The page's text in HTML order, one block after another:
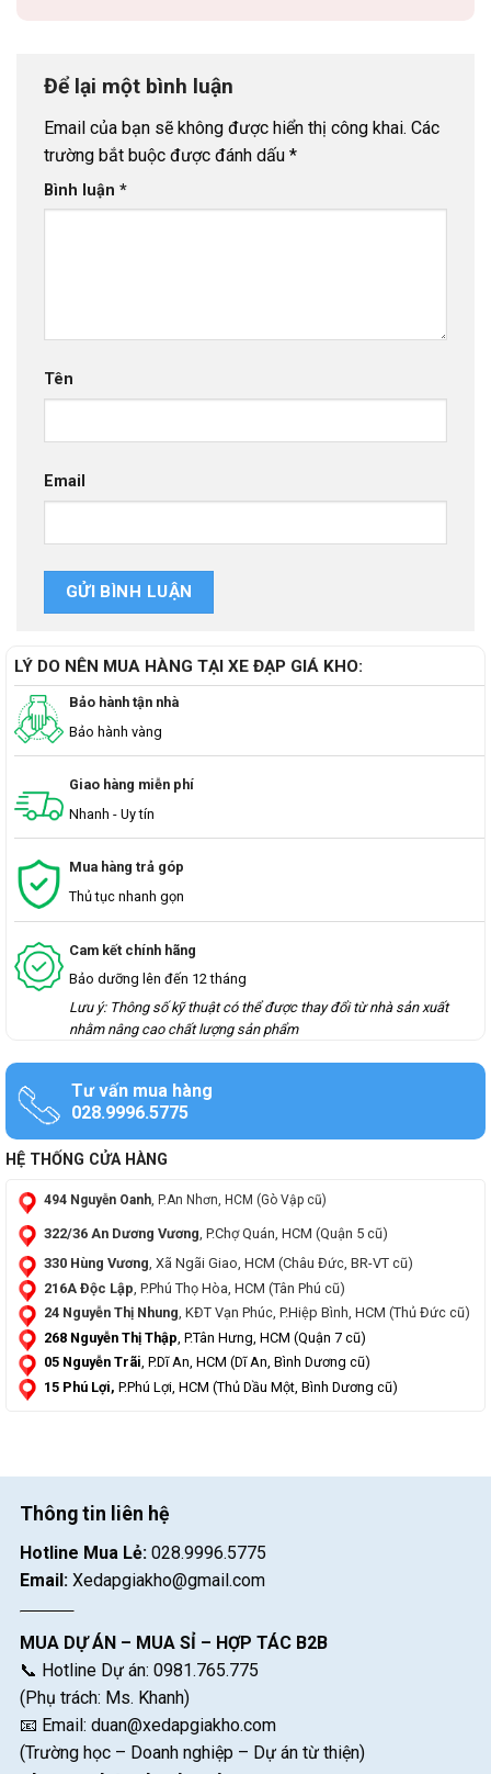
Để lại một bình luận
Email của bạn sẽ không được hiển thị công khai. Các
trường bắt buộc được đánh dấu *
Bình luận *
Tên
Email
LÝ DO NÊN MUA HÀNG TẠI XE ĐẠP GIÁ KHO:
Bảo hành tận nhà
Bảo hành vàng
Giao hàng miễn phí
Nhanh - Uy tín
Mua hàng trả góp
Thủ tục nhanh gọn
Cam kết chính hãng
Bảo dưỡng lên đến 12 tháng
Lưu ý: Thông số kỹ thuật có thể được thay đổi từ nhà sản xuất
nhằm nâng cao chất lượng sản phẩm
Tư vấn mua hàng
028.9996.5775
HỆ THỐNG CỬA HÀNG
494 Nguyễn Oanh , P.An Nhơn, HCM (Gò Vập cũ)
322/36 An Dương Vương , P.Chợ Quán, HCM (Quận 5 cũ)
330 Hùng Vương, Xã Ngãi Giao, HCM (Châu Đức, BR-VT cũ)
216A Độc Lập , P.Phú Thọ Hòa, HCM (Tân Phú cũ)
24 Nguyễn Thị Nhung, KĐT Vạn Phúc, P.Hiệp Bình, HCM (Thủ Đức cũ)
268 Nguyễn Thị Thập , P.Tân Hưng, HCM (Quận 7 cũ)
05 Nguyễn Trãi, P.Dĩ An, HCM (Dĩ An, Bình Dương cũ)
15 Phú Lợi, P.Phú Lợi, HCM (Thủ Dầu Một, Bình Dương cũ)
Thông tin liên hệ
Hotline Mua Lẻ: 028.9996.5775
Email: Xedapgiakho@gmail.com
MUA DỰ ÁN – MUA SỈ – HỢP TÁC B2B
📞 Hotline Dự án: 0981.765.775
(Phụ trách: Ms. Khanh)
📧 Email: duan@xedapgiakho.com
(Trường học – Doanh nghiệp – Dự án từ thiện)